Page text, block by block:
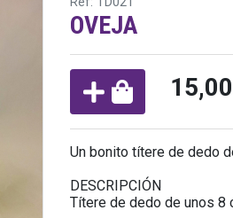
OVEJA
Un bonito títere de dedo
DESCRIPCIÓN
Títere de dedo de unos 8